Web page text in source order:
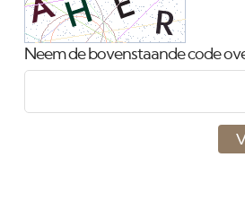
Neem de bovenstaande code